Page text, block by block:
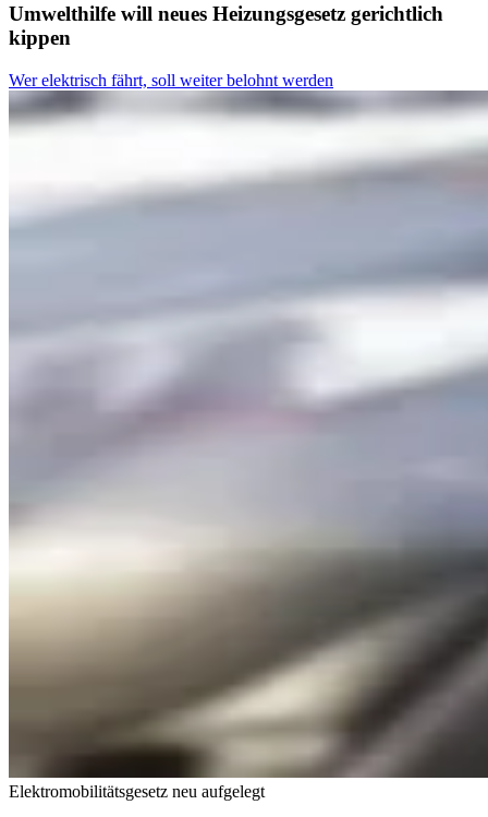
Umwelthilfe will neues Heizungsgesetz gerichtlich
kippen
Wer elektrisch fährt, soll weiter belohnt werden
Elektromobilitätsgesetz neu aufgelegt